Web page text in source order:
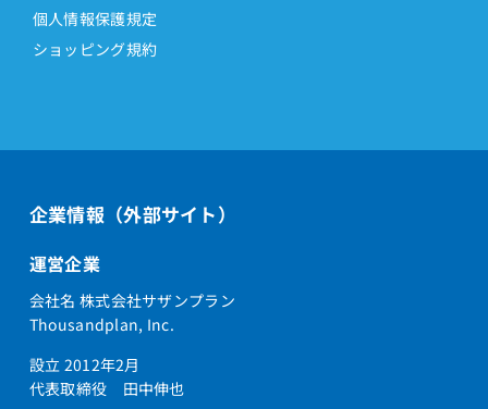
個人情報保護規定
ショッピング規約
企業情報（外部サイト）
運営企業
会社名 株式会社サザンプラン
Thousandplan, Inc.
設立 2012年2月
代表取締役 田中伸也